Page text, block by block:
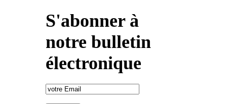
S'abonner à
notre bulletin
électronique